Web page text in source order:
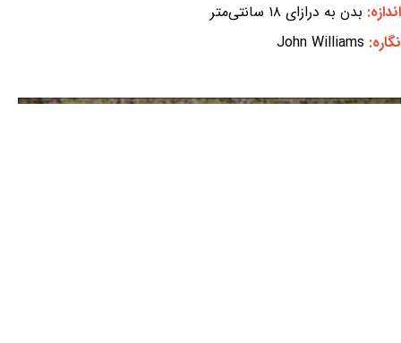
اندازه: بدن به درازای ۱۸ سانتی‌متر
نگاره: John Williams